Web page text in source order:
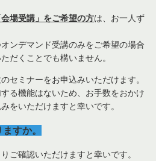
会場受講」をご希望の方は、お一人ず
ンデマンド受講のみをご希望の場合
だくことでも構いません。
セミナーをお申込みいただけます。
る機能はないため、お手数をおかけ
をいただけますと幸いです。
すか。
ご確認いただけますと幸いです。